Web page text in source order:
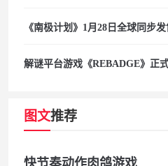
《南极计划》1月28日全球同步
解谜平台游戏《REBADGE》正
图文推荐